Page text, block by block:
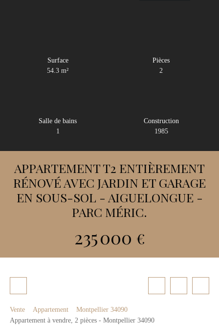
Surface
54.3m²
Pièces
2
Salle de bains
1
Construction
1985
APPARTEMENT T2 ENTIÈREMENT
RÉNOVÉ AVEC JARDIN ET GARAGE
EN SOUS-SOL - AIGUELONGUE -
PARC MÉRIC.
235 000 €
Vente Appartement
Montpellier 34090
Appartement à vendre, 2 pièces - Montpellier 34090